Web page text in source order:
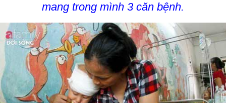
mang trong mình 3 căn bệnh.